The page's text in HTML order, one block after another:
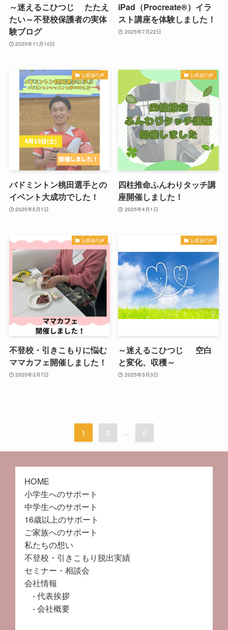
～迷えるこひつじ たたえ
たい～不登校保護者の実体
験ブログ
2025年11月10日
iPad（Procreate®）イラ
スト講座を体験しました！
2025年7月22日
お客様の声
バドミントン桃田選手との
イベント大成功でした！
2025年5月1日
お客様の声
四柱推命ふんわりタッチ講
座開催しました！
2025年4月1日
お客様の声
不登校・引きこもりに悩む
ママカフェ開催しました！
2025年3月7日
お客様の声
～迷えるこひつじ 空白
と変化、収穫～
2025年3月3日
1 2 ... 6
HOME
小学生へのサポート
中学生へのサポート
16歳以上のサポート
ご家族へのサポート
私たちの想い
不登校・引きこもり脱出実績
セミナー・相談会
会社情報
代表挨拶
会社概要